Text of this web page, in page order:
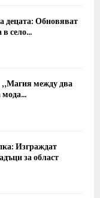
децата: Обновяват
село...
„Магия между два
Изграждат
за област